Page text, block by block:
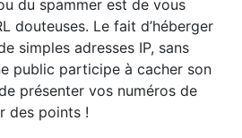
du spammer est de vous
douteuses. Le fait d’héberger
simples adresses IP, sans
public participe à cacher son
présenter vos numéros de
des points !